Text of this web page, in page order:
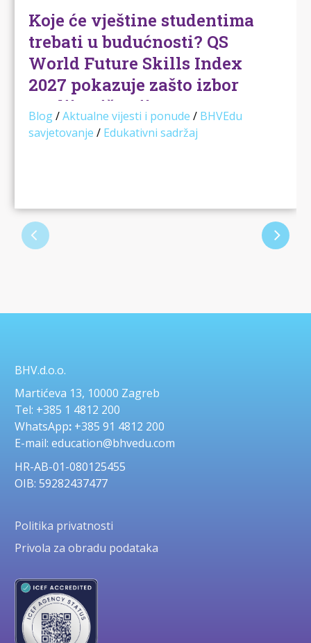
Koje će vještine studentima
trebati u budućnosti? QS
World Future Skills Index
2027 pokazuje zašto izbor
studija više nije samo
pitanje “što volim”
Blog/Aktualne vijesti i ponude / BHVEdu
savjetovanje / Edukativni sadržaj
BHV.d.o.o.
Martićeva 13, 10000 Zagreb
Tel: +385 1 4812 200
WhatsApp:+385 91 4812 200
E-mail: education@bhvedu.com
HR-AB-01-080125455
OIB: 59282437477
Politika privatnosti
Privola za obradu podataka